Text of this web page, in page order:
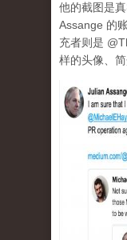
他的截图是
Assange 的
充者则是
样的头像、简